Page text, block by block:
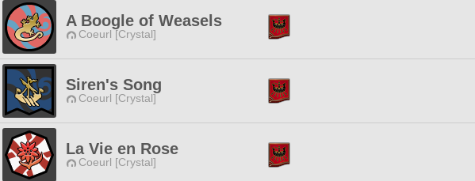
A Boogle of Weasels
Coeurl [Crystal]
Siren's Song
Coeurl [Crystal]
La Vie en Rose
Coeurl [Crystal]